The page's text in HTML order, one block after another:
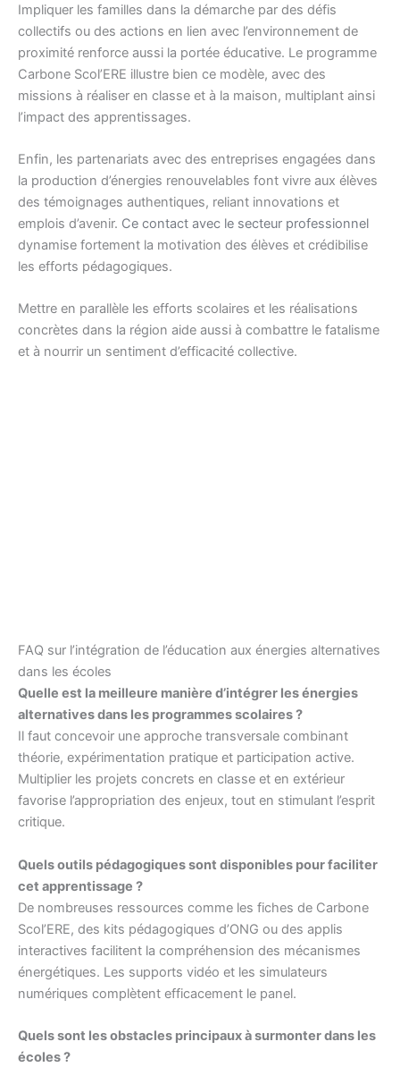
Impliquer les familles dans la démarche par des défis
collectifs ou des actions en lien avec l’environnement de
proximité renforce aussi la portée éducative. Le programme
Carbone Scol’ERE illustre bien ce modèle, avec des
missions à réaliser en classe et à la maison, multiplant ainsi
l’impact des apprentissages.
Enfin, les partenariats avec des entreprises engagées dans
la production d’énergies renouvelables font vivre aux élèves
des témoignages authentiques, reliant innovations et
emplois d’avenir. Ce contact avec le secteur professionnel
dynamise fortement la motivation des élèves et crédibilise
les efforts pédagogiques.
Mettre en parallèle les efforts scolaires et les réalisations
concrètes dans la région aide aussi à combattre le fatalisme
et à nourrir un sentiment d’efficacité collective.
FAQ sur l’intégration de l’éducation aux énergies alternatives
dans les écoles
Quelle est la meilleure manière d’intégrer les énergies
alternatives dans les programmes scolaires ?
Il faut concevoir une approche transversale combinant
théorie, expérimentation pratique et participation active.
Multiplier les projets concrets en classe et en extérieur
favorise l’appropriation des enjeux, tout en stimulant l’esprit
critique.
Quels outils pédagogiques sont disponibles pour faciliter
cet apprentissage ?
De nombreuses ressources comme les fiches de Carbone
Scol’ERE, des kits pédagogiques d’ONG ou des applis
interactives facilitent la compréhension des mécanismes
énergétiques. Les supports vidéo et les simulateurs
numériques complètent efficacement le panel.
Quels sont les obstacles principaux à surmonter dans les
écoles ?